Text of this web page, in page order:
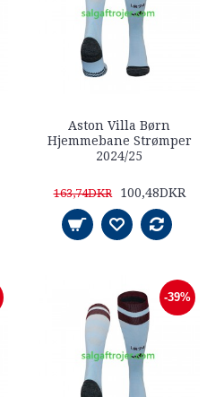
Aston Villa Børn
Hjemmebane Strømper
2024/25
163,74DKR 100,48DKR
-39%